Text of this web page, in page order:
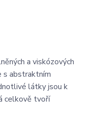
a viskózových
s abstraktním
látky jsou k
celkově tvoří